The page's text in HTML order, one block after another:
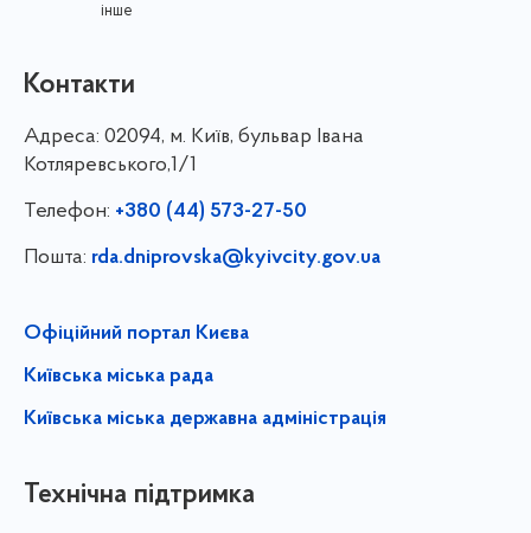
інше
Контакти
Адреса: 02094, м. Київ, бульвар Івана
Котляревського,1/1
Телефон: +380 (44) 573-27-50
Пошта: rda.dniprovska@kyivcity.gov.ua
Офіційний портал Києва
Київська міська рада
Київська міська державна адміністрація
Технічна підтримка